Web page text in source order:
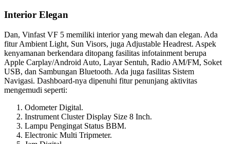
Interior Elegan
Dan, Vinfast VF 5 memiliki interior yang mewah dan elegan. Ada
fitur Ambient Light, Sun Visors, juga Adjustable Headrest. Aspek
kenyamanan berkendara ditopang fasilitas infotainment berupa
Apple Carplay/Android Auto, Layar Sentuh, Radio AM/FM, Soket
USB, dan Sambungan Bluetooth. Ada juga fasilitas Sistem
Navigasi. Dashboard-nya dipenuhi fitur penunjang aktivitas
mengemudi seperti:
Odometer Digital.
Instrument Cluster Display Size 8 Inch.
Lampu Pengingat Status BBM.
Electronic Multi Tripmeter.